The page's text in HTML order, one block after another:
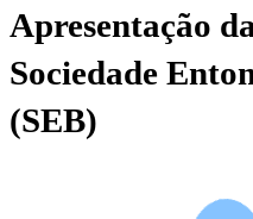
Apresentação
Sociedade
(SEB)